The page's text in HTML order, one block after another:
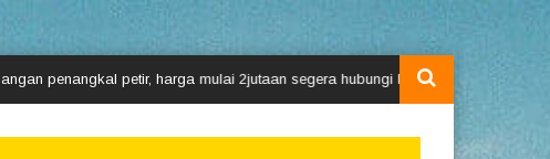
petir, harga mulai 2jutaan segera hubungi kami via whatsApp